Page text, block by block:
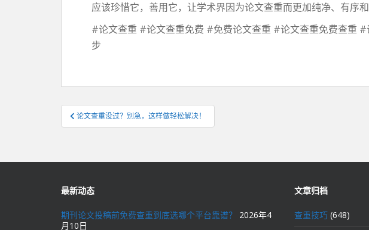
应该珍惜它，善用它，让学术界因为论文查重而更加纯净、有序和
#论文查重 #论文查重免费 #免费论文查重 #论文查重免费查重
步
文
章
航
论文查重没过？别急，这样做轻松解决！
最新动态
期刊论文投稿前免费查重到底选哪个平台靠谱？
2026年4
月10日
文章归档
查重技巧 (648)